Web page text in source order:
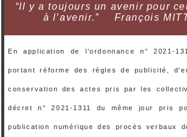
“Il y a toujours un avenir pour
à l’avenir.”
François
En application de l’ordonnance n° 2021-
portant réforme des règles de publicité,
conservation des actes pris par les
décret n° 2021-1311 du même jour pris
publication numérique des procès verbaux